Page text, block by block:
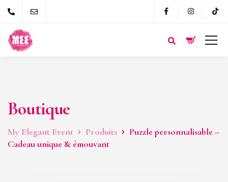
Boutique
My Elegant Event Produits
Puzzle personnalisable –
Cadeau unique & émouvant